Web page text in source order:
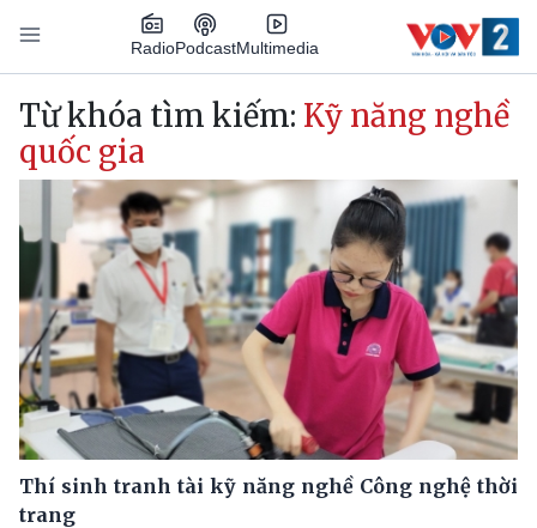
Nhảy đến nội dung
RadioPodcastMultimedia
Main navigation
Từ khóa tìm kiếm: Kỹ năng nghề
quốc gia
Thí sinh tranh tài kỹ năng nghề Công nghệ thời
trang